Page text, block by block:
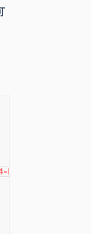
Compressed